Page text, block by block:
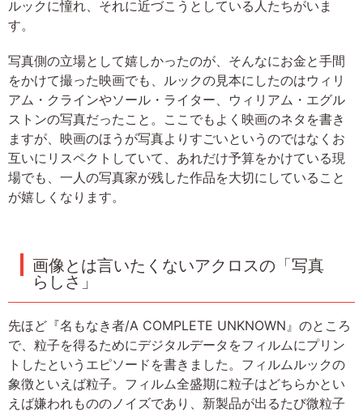
ルックに憧れ、それに近づこうとしている人たちがいま
す。
写真側の立場として嬉しかったのが、そんなにお金と手間
をかけて撮った映画でも、ルックの見本にしたのはウィリ
アム・クラインやソール・ライター、ウィリアム・エグル
ストンの写真だったこと。ここでもよく映画のネタを書き
ますが、映画のほうが写真よりすごいというのではなくお
互いにリスペクトしていて、あれだけ予算をかけている現
場でも、一人の写真家が残した作品を大切にしていること
が嬉しくなります。
画像とは言いたくないアクロスの「写真
らしさ」
先ほど『名もなき者/A COMPLETE UNKNOWN』のところ
で、粒子を得るためにデジタルデータをフィルムにプリン
トしたというエピソードを書きました。フィルムルックの
象徴といえば粒子。フィルム全盛期に粒子はどちらかとい
えば嫌われもののノイズであり、新製品が出るたび微粒子